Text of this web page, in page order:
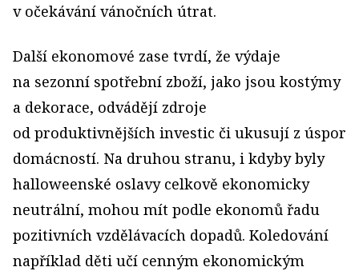
v očekávání vánočních útrat.
Další ekonomové zase tvrdí, že výdaje
na sezonní spotřební zboží, jako jsou kostýmy
a dekorace, odvádějí zdroje
od produktivnějších investic či ukusují z úspor
domácností. Na druhou stranu, i kdyby byly
halloweenské oslavy celkově ekonomicky
neutrální, mohou mít podle ekonomů řadu
pozitivních vzdělávacích dopadů. Koledování
například děti učí cenným ekonomickým